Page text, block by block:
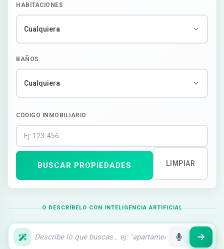
HABITACIONES
BAÑOS
CÓDIGO INMOBILIARIO
BUSCAR PROPIEDADES LIMPIAR
O DESCRÍBELO CON INTELIGENCIA ARTIFICIAL